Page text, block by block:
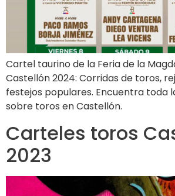
Cartel taurino de la Feria de la
Castellón 2024: Corridas de toros,
festejos populares. Encuentra toda
sobre toros en Castellón.
Carteles toros
2023